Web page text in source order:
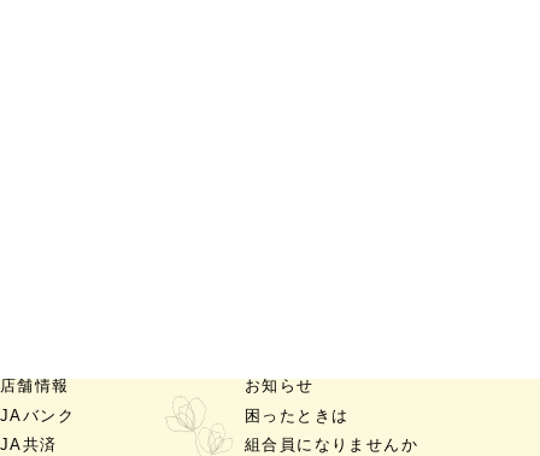
店舗情報
JAバンク
JA共済
お知らせ
困ったときは
組合員になりませんか